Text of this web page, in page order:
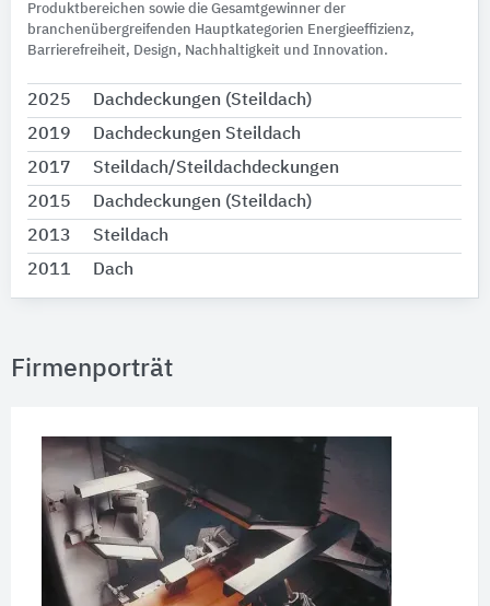
Produktbereichen sowie die Gesamtgewinner der
branchenübergreifenden Hauptkategorien Energieeffizienz,
Barrierefreiheit, Design, Nachhaltigkeit und Innovation.
2025
Dachdeckungen (Steildach)
2019
Dachdeckungen Steildach
2017
Steildach/Steildachdeckungen
2015
Dachdeckungen (Steildach)
2013
Steildach
2011
Dach
Firmenporträt